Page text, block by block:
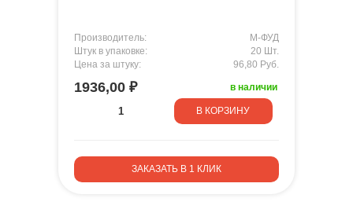
Производитель:
М-ФУД
Штук в упаковке:
20 Шт.
Цена за штуку:
96,80 Руб.
1936,00 ₽ в наличии
В КОРЗИНУ
ЗАКАЗАТЬ В 1 КЛИК